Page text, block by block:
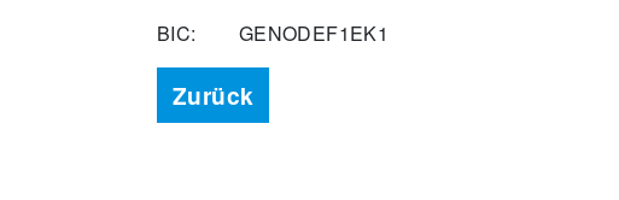
BIC: GENODEF1EK1
Zurück